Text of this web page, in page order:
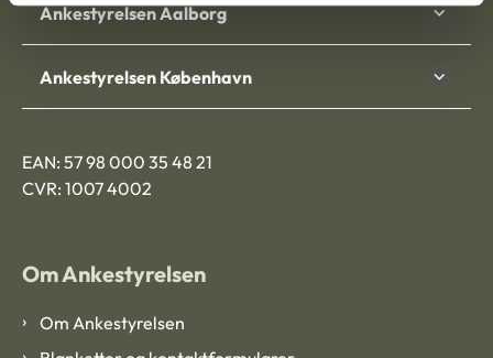
Ankestyrelsen Aalborg
Ankestyrelsen København
EAN: 57 98 000 35 48 21
CVR: 1007 4002
Om Ankestyrelsen
Om Ankestyrelsen